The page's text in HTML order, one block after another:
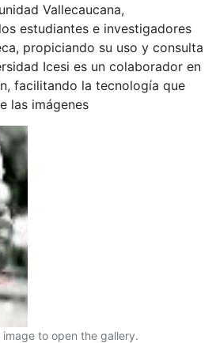
Vallecaucana,
estudiantes e investigadores
propiciando su uso y consulta
Icesi es un colaborador en
facilitando la tecnología que
las imágenes
image to open the gallery.